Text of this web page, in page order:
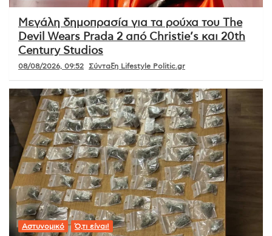
Μεγάλη δημοπρασία για τα ρούχα του The
Devil Wears Prada 2 από Christie’s και 20th
Century Studios
08/08/2026, 09:52 Σύνταξη Lifestyle Politic.gr
Αστυνομικό Ό,τι είναι!